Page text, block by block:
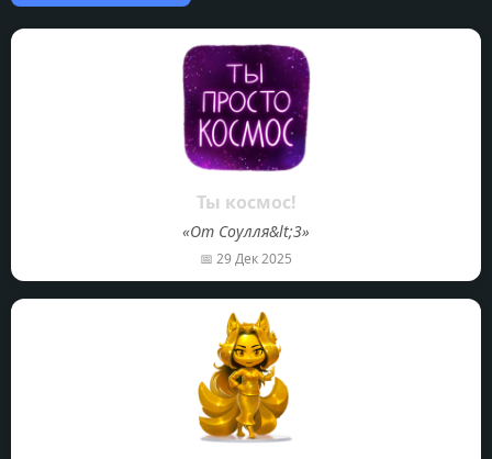
Ты космос!
«От Соулля&lt;3»
📅 29 Дек 2025